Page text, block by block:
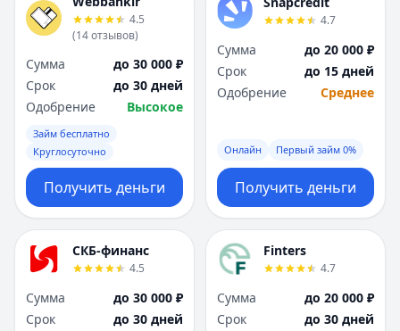
4.5
(14отзывов)
Сумма
до 30 000 ₽
Срок
до 30 дней
Одобрение
Высокое
Займ бесплатно
Круглосуточно
Получить деньги
4.7
Сумма
до 20 000 ₽
Срок
до 15 дней
Одобрение
Среднее
Онлайн Первый займ 0%
Получить деньги
СКБ-финанс
4.5
Сумма
до 30 000 ₽
Срок
до 30 дней
Finters
4.7
Сумма
до 20 000 ₽
Срок
до 30 дней